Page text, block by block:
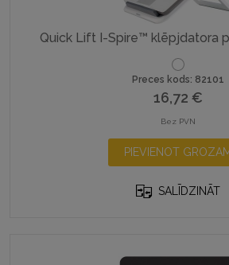
Quick Lift I-Spire™ klēpjdatora
Preces kods: 82101
16,72 €
Bez PVN
PIEVIENOT
SALĪDZINĀT